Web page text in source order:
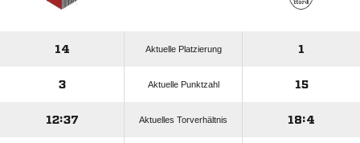
14 Aktuelle Platzierung 1
3 Aktuelle Punktzahl 15
12:37 Aktuelles Torverhältnis 18:4